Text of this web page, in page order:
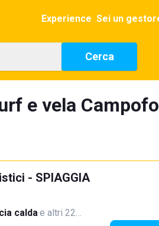
Experience Sei un
Cerca
e vela
- SPIAGGIA
calda·e altri 22…